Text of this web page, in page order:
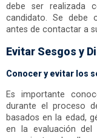
debe ser realizada
candidato. Se debe
antes de contactar a
Evitar Sesgos y
Conocer y evitar los
Es importante
durante el proceso
basados en la edad,
en la evaluación del